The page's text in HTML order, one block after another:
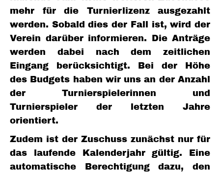
mehr für die Turnierlizenz ausgezahlt
werden. Sobald dies der Fall ist, wird der
Verein darüber informieren. Die Anträge
werden dabei nach dem zeitlichen
Eingang berücksichtigt. Bei der Höhe
des Budgets haben wir uns an der Anzahl
der Turnierspielerinnen und
Turnierspieler der letzten Jahre
orientiert.
Zudem ist der Zuschuss zunächst nur für
das laufende Kalenderjahr gültig. Eine
automatische Berechtigung dazu, den